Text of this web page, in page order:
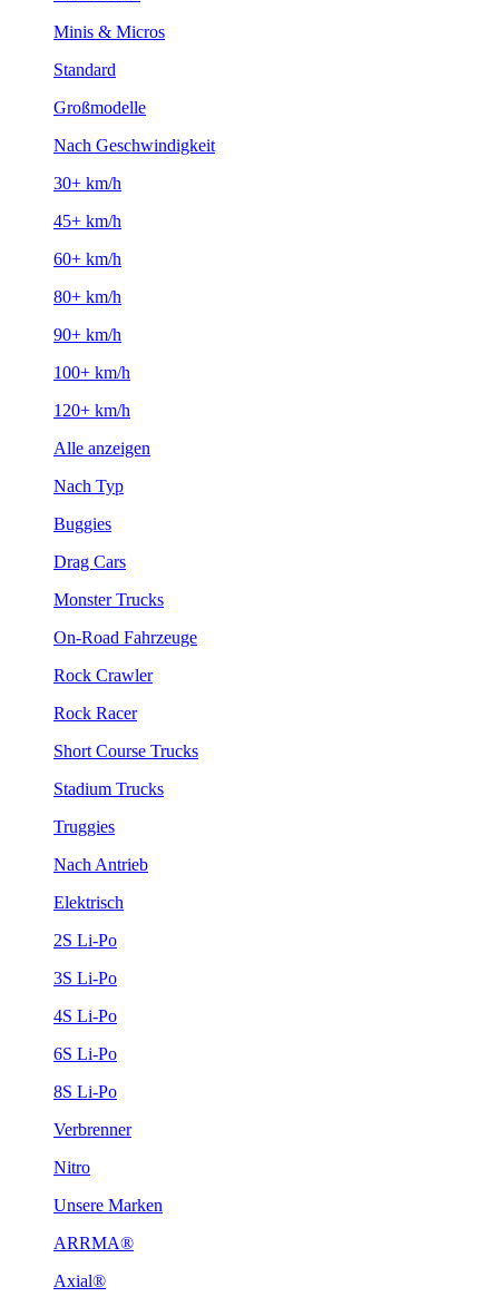
Minis & Micros
Standard
Großmodelle
Nach Geschwindigkeit
30+ km/h
45+ km/h
60+ km/h
80+ km/h
90+ km/h
100+ km/h
120+ km/h
Alle anzeigen
Nach Typ
Buggies
Drag Cars
Monster Trucks
On-Road Fahrzeuge
Rock Crawler
Rock Racer
Short Course Trucks
Stadium Trucks
Truggies
Nach Antrieb
Elektrisch
2S Li-Po
3S Li-Po
4S Li-Po
6S Li-Po
8S Li-Po
Verbrenner
Nitro
Unsere Marken
ARRMA®
Axial®